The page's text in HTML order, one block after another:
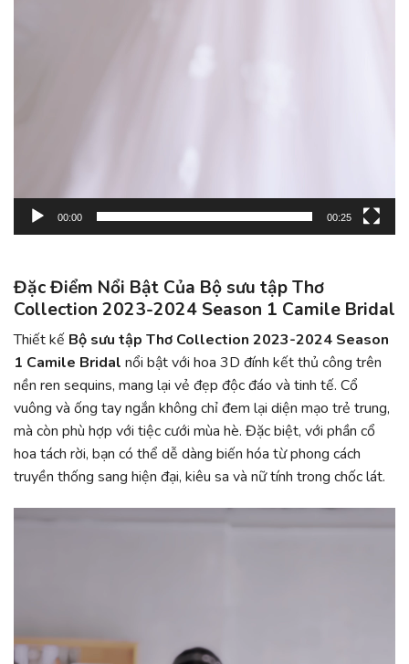
00:00 00:25
Đặc Điểm Nổi Bật Của Bộ sưu tập Thơ
Collection 2023-2024 Season 1 Camile Bridal
Thiết kế Bộ sưu tập Thơ Collection 2023-2024 Season
1 Camile Bridal nổi bật với hoa 3D đính kết thủ công trên
nền ren sequins, mang lại vẻ đẹp độc đáo và tinh tế. Cổ
vuông và ống tay ngắn không chỉ đem lại diện mạo trẻ trung,
mà còn phù hợp với tiệc cưới mùa hè. Đặc biệt, với phần cổ
hoa tách rời, bạn có thể dễ dàng biến hóa từ phong cách
truyền thống sang hiện đại, kiêu sa và nữ tính trong chốc lát.